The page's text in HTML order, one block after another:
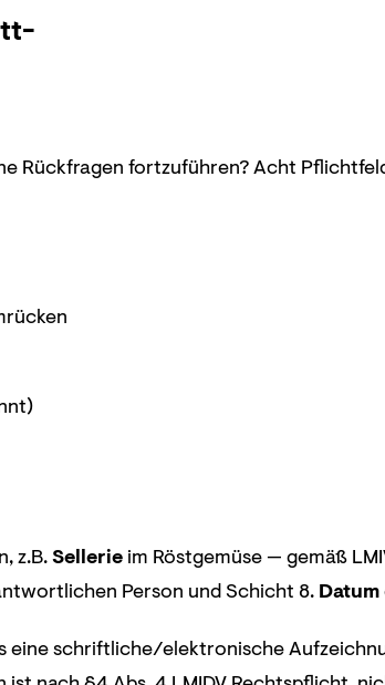
Rückfragen fortzuführen? Acht
z.B.Sellerie im Röstgemüse — gemäß
Person und Schicht 8. Datum
eine schriftliche/elektronische